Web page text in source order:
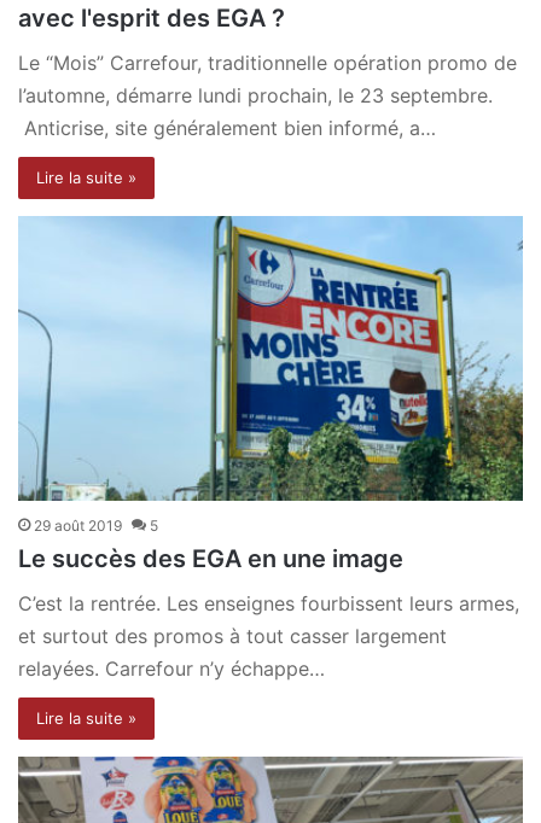
avec l'esprit des EGA ?
Le “Mois” Carrefour, traditionnelle opération promo de
l’automne, démarre lundi prochain, le 23 septembre.
Anticrise, site généralement bien informé, a…
Lire la suite »
29 août 2019 5
Le succès des EGA en une image
C’est la rentrée. Les enseignes fourbissent leurs armes,
et surtout des promos à tout casser largement
relayées. Carrefour n’y échappe…
Lire la suite »